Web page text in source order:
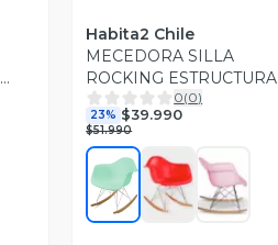
Habita2 Chile
MECEDORA SILLA
ROCKING ESTRUCTURA
METALICA 0(0)
23% $39.990
$51.990